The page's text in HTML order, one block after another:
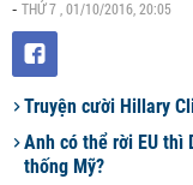
- THỨ 7 , 01/10/2016, 20:05
Truyện cười Hillary
Anh có thể rời EU thì
thống Mỹ?